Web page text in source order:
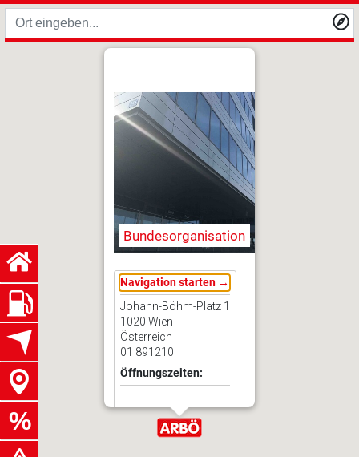
Bundesorganisation
Navigation starten →
Johann-Böhm-Platz 1
1020 Wien
Österreich
01 891210
Öffnungszeiten: